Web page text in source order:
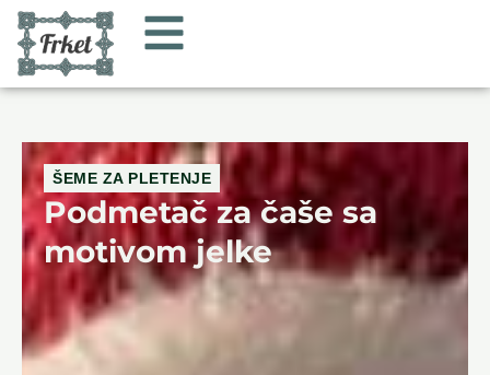
ŠEME ZA PLETENJE
Podmetač za čaše sa
motivom jelke